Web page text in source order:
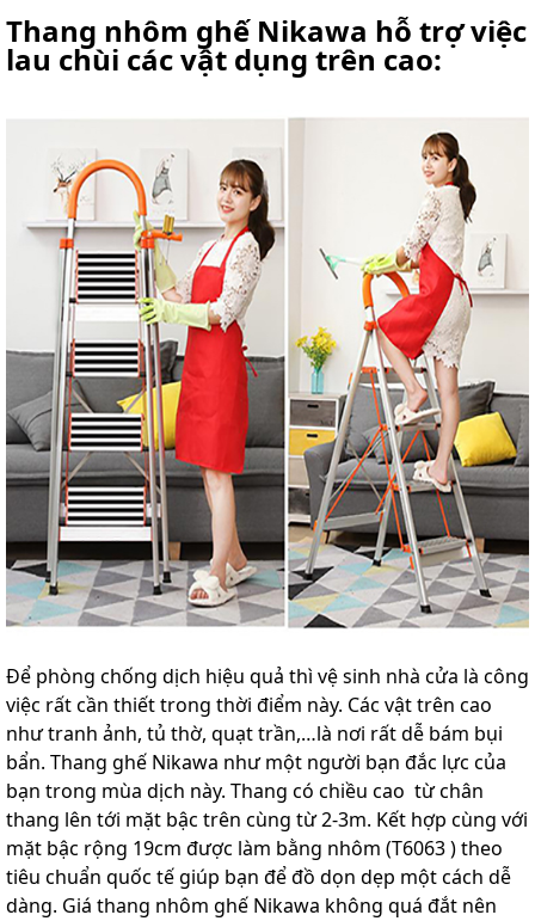
Tin
tức
Thang nhôm ghế Nikawa hỗ trợ việc
lau chùi các vật dụng trên cao:
Để phòng chống dịch hiệu quả thì vệ sinh nhà cửa là công
việc rất cần thiết trong thời điểm này. Các vật trên cao
như tranh ảnh, tủ thờ, quạt trần,…là nơi rất dễ bám bụi
bẩn. Thang ghế Nikawa như một người bạn đắc lực của
bạn trong mùa dịch này. Thang có chiều cao từ chân
thang lên tới mặt bậc trên cùng từ 2-3m. Kết hợp cùng với
mặt bậc rộng 19cm được làm bằng nhôm (T6063 ) theo
tiêu chuẩn quốc tế giúp bạn để đồ dọn dẹp một cách dễ
dàng. Giá thang nhôm ghế Nikawa không quá đắt nên